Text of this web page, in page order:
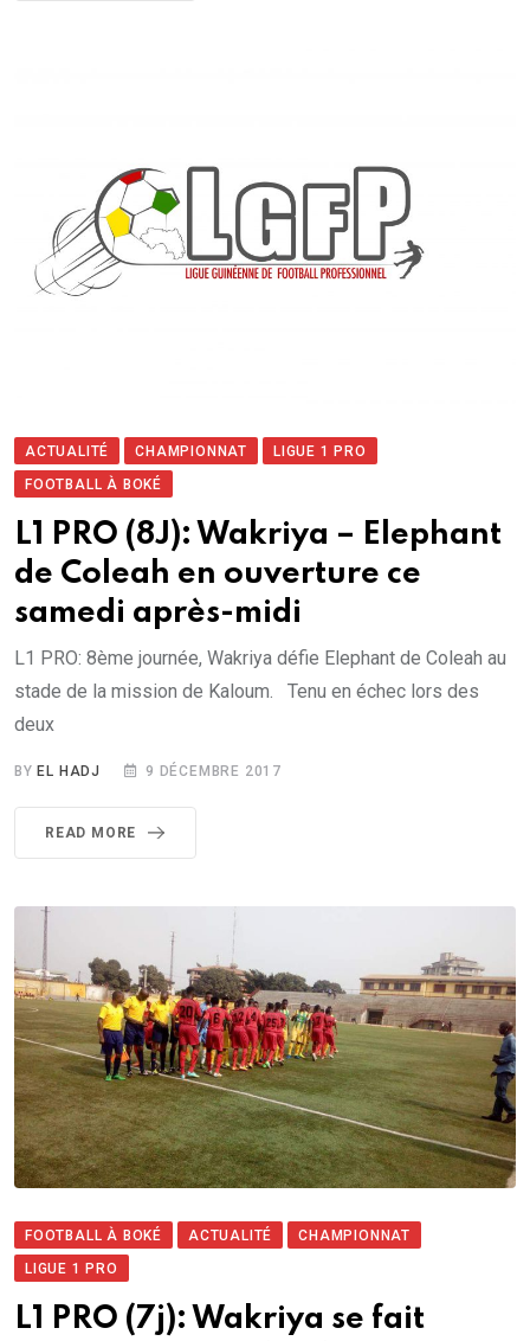
ACTUALITÉ CHAMPIONNAT
LIGUE 1 PRO
FOOTBALL À BOKÉ
L1 PRO (8J): Wakriya – Elephant
de Coleah en ouverture ce
samedi après-midi
L1 PRO: 8ème journée, Wakriya défie Elephant de Coleah au
stade de la mission de Kaloum. Tenu en échec lors des
deux
BY EL HADJ 9 DÉCEMBRE 2017
READ MORE
FOOTBALL À BOKÉ ACTUALITÉ
CHAMPIONNAT
LIGUE 1 PRO
L1 PRO (7j): Wakriya se fait